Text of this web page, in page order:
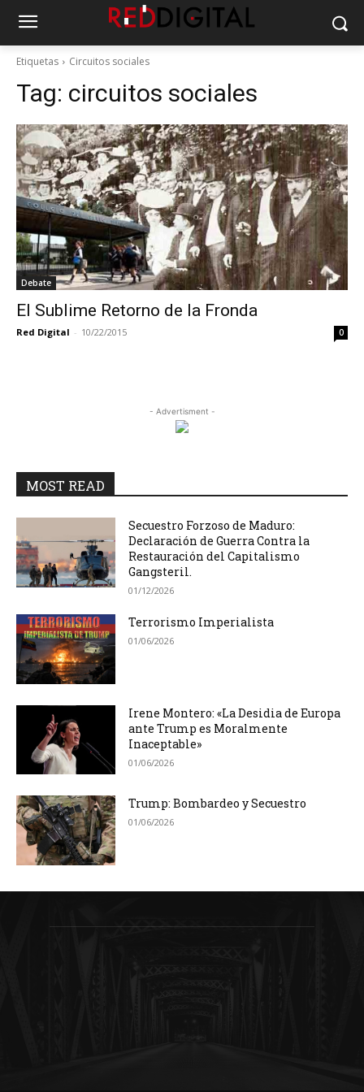
Etiquetas Circuitos sociales
Tag: circuitos sociales
Debate
El Sublime Retorno de la Fronda
Red Digital - 10/22/2015 0
- Advertisment -
MOST READ
Secuestro Forzoso de Maduro:
Declaración de Guerra Contra la
Restauración del Capitalismo
Gangsteril.
01/12/2026
Terrorismo Imperialista
01/06/2026
Irene Montero: «La Desidia de Europa
ante Trump es Moralmente
Inaceptable»
01/06/2026
Trump: Bombardeo y Secuestro
01/06/2026